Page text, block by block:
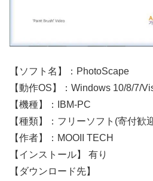
【ソフト名】：PhotoScape
【動作OS】：Windows 10/8/7/
【機種】：IBM-PC
【種類】：フリーソフト(寄付歓
【作者】：MOOII TECH
【インストール】 有り
【ダウンロード先】